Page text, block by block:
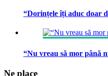
“Dorințele îți aduc doar
“Nu vreau să mor până
Ne place